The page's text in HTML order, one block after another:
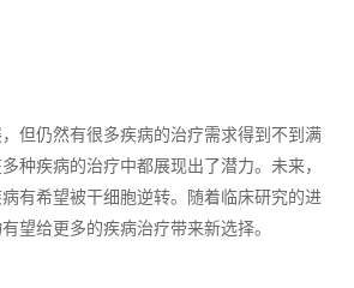
但仍然有很多疾病的治疗需求得到不到满
种疾病的治疗中都展现出了潜力。未来，
有希望被干细胞逆转。随着临床研究的进
望给更多的疾病治疗带来新选择。